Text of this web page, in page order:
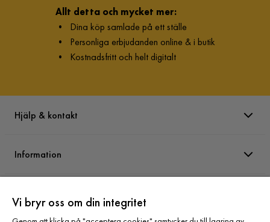
Allt detta och mycket mer:
• Dina köp samlade på ett ställe
• Personliga erbjudanden online & i butik
• Kostnadsfritt och helt digitalt
Hjälp & kontakt
Information
Vi bryr oss om din integritet